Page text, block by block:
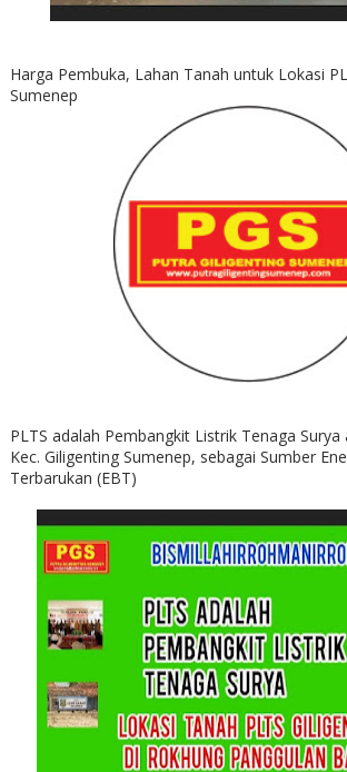
Harga Pembuka, Lahan Tanah untuk Lokasi
Sumenep
PLTS adalah Pembangkit Listrik Tenaga Surya
Kec. Giligenting Sumenep, sebagai Sumber
Terbarukan (EBT)